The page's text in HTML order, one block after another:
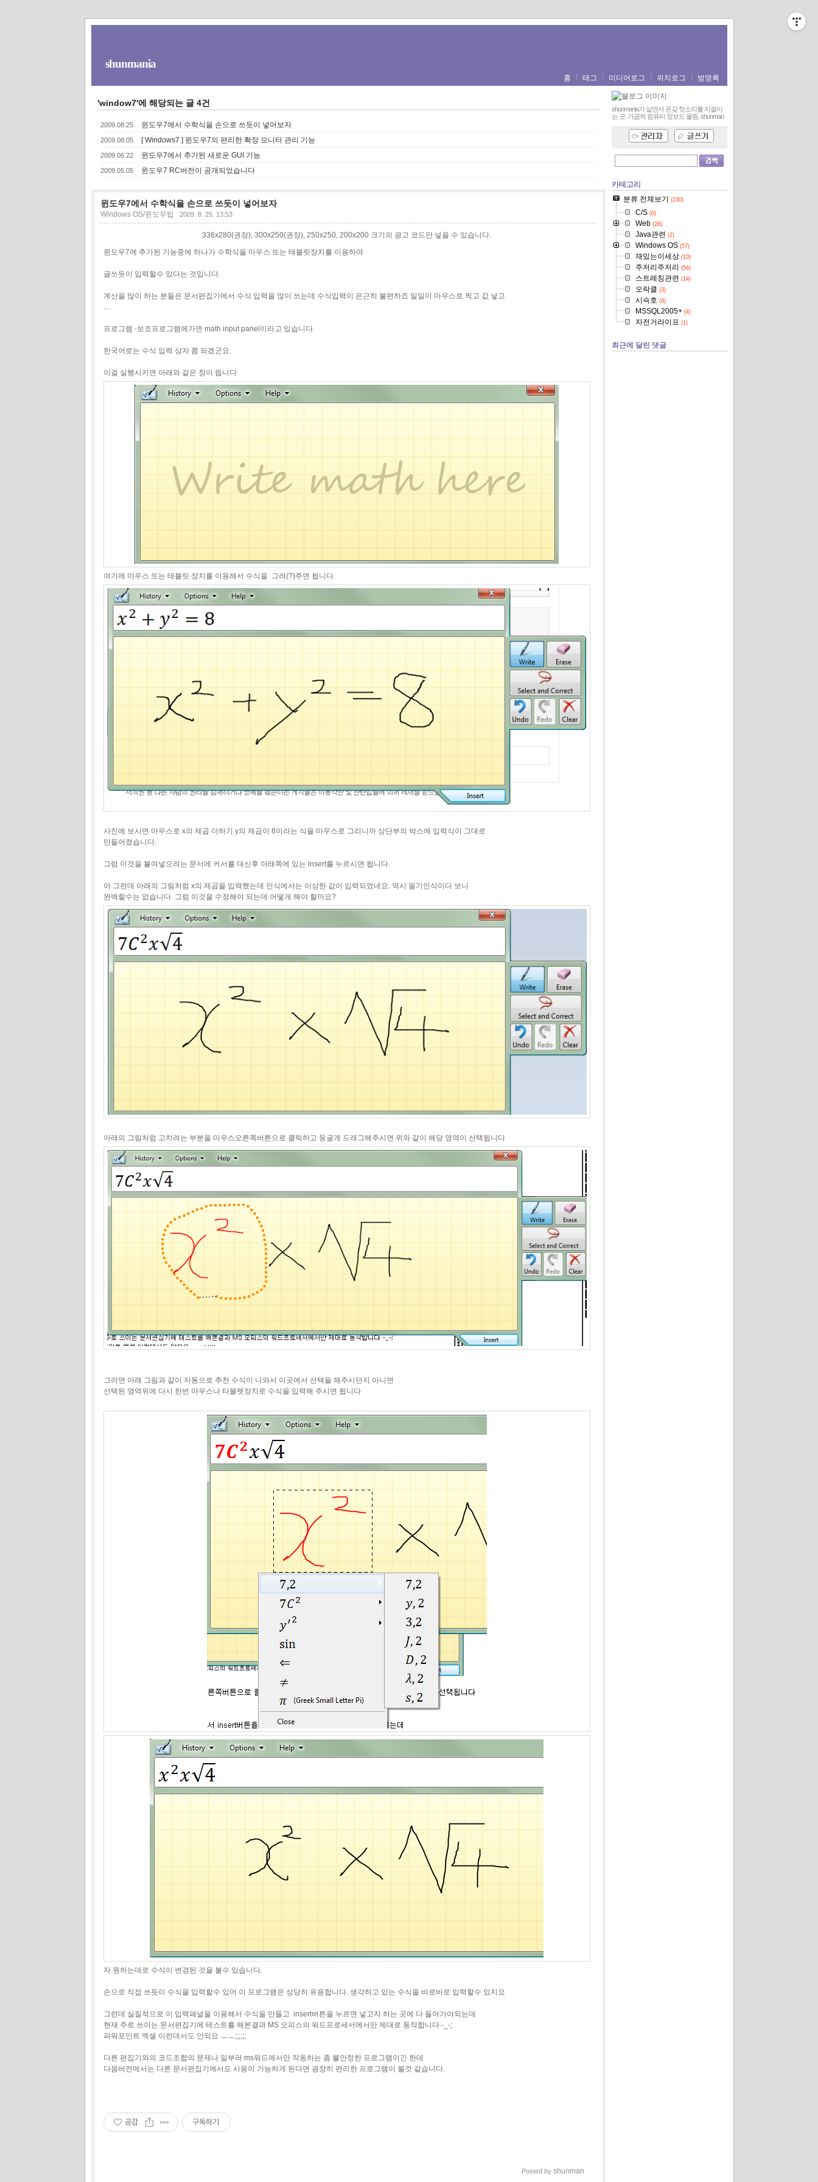
shunmania
홈 태그 미디어로그 위치로그 방명록
'window7'에 해당되는 글 4건
2009.08.25 윈도우7에서 수학식을 손으로 쓰듯이 넣어보자
2009.08.05 [ Windows7 ] 윈도우7의 편리한 확장 모니터 관리 기능
2009.06.22 윈도우7에서 추가된 새로운 GUI 기능
2009.05.05 윈도우7 RC버전이 공개되었습니다
윈도우7에서 수학식을 손으로 쓰듯이 넣어보자
Windows OS/윈도우팁 2009. 8. 25. 13:53
336x280(권장), 300x250(권장), 250x250, 200x200 크기의 광고 코드만 넣을 수 있습니다.
윈도우7에 추가된 기능중에 하나가 수학식을 마우스 또는 테블릿장치를 이용하여
글쓰듯이 입력할수 있다는 것입니다.
계산을 많이 하는 분들은 문서편집기에서 수식 입력을 많이 쓰는데 수식입력이 은근히 불편하죠 일일이 마우스로 찍고 값 넣고
프로그램 -보조프로그램에가면 math input panel이라고 있습니다.
한국어로는 수식 입력 상자 쯤 되겠군요.
이걸 실행시키면 아래와 같은 창이 뜹니다
여기에 마우스 또는 테블릿 장치를 이용해서 수식을 그려(?)주면 됩니다.
사진에 보시면 마우스로 x의 제곱 더하기 y의 제곱이 8이라는 식을 마우스로 그리니까 상단부의 박스에 입력식이 그대로
만들어졌습니다.
그럼 이것을 붙여넣으려는 문서에 커서를 대신후 아래쪽에 있는 insert를 누르시면 됩니다.
아 그런데 아래의 그림처럼 x의 제곱을 입력했는데 인식에서는 이상한 값이 입력되었네요. 역시 필기인식이다 보니
완벽할수는 없습니다. 그럼 이것을 수정해야 되는데 어떻게 해야 할까요?
아래의 그림처럼 고치려는 부분을 마우스오른쪽버튼으로 클릭하고 둥글게 드래그해주시면 위와 같이 해당 영역이 선택됩니다
그러면 아래 그림과 같이 자동으로 추천 수식이 나와서 이곳에서 선택을 해주시던지 아니면
선택된 영역위에 다시 한번 마우스나 타블렛장치로 수식을 입력해 주시면 됩니다
자 원하는데로 수식이 변경된 것을 볼수 있습니다.
손으로 직접 쓰듯이 수식을 입력할수 있어 이 프로그램은 상당히 유용합니다. 생각하고 있는 수식을 바로바로 입력할수 있지요
그런데 실질적으로 이 입력패널을 이용해서 수식을 만들고 insert버튼을 누르면 넣고자 하는 곳에 다 들어가야되는데
현재 주로 쓰이는 문서편집기에 테스트를 해본결과 MS 오피스의 워드프로세서에서만 제대로 동작합니다 -_-;
파워포인트 엑셀 이런데서도 안되요 ㅡㅡ;;;;;;
다른 편집기와의 코드조합의 문제나 일부러 ms워드에서만 작동하는 좀 불안정한 프로그램이긴 한데
다음버전에서는 다른 문서편집기에서도 사용이 가능하게 된다면 굉장히 편리한 프로그램이 될것 같습니다.
공감 구독하기
Posted by shunman
shunmania가 살면서 온갖 헛소리를 지껄이
는 곳. 가끔씩 컴퓨터 정보도 올림. shunman
카테고리
분류 전체보기
(230)
C/S(0)
Web(28)
Java관련 (2)
Windows OS(57)
재밌는이세상(10)
주저리주저리 (56)
스트레칭관련 (14)
오락클 (3)
시슥호 (4)
MSSQL2005+(4)
자전거라이프 (1)
최근에 달린 댓글